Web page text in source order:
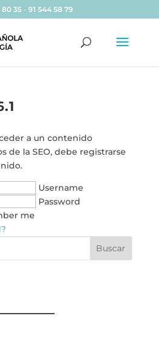
80 35 - 91 544 58 79
a un contenido
de la SEO, debe registrarse
Username
Password
me
Buscar